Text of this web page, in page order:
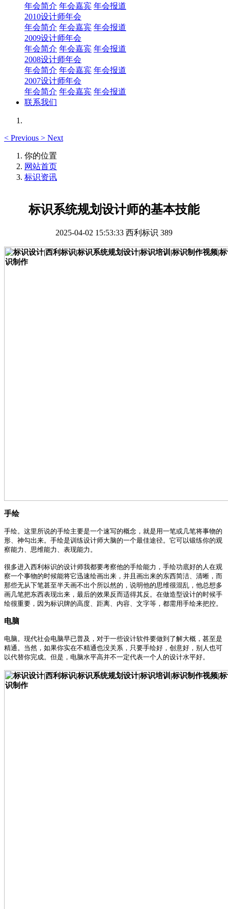
年会简介 年会嘉宾 年会报道
2010设计师年会
年会简介 年会嘉宾 年会报道
2009设计师年会
年会简介 年会嘉宾 年会报道
2008设计师年会
年会简介 年会嘉宾 年会报道
2007设计师年会
年会简介 年会嘉宾 年会报道
联系我们
< Previous > Next
你的位置
网站首页
标识资讯
标识系统规划设计师的基本技能
2025-04-02 15:53:33 西利标识 389
手绘
手绘。这里所说的手绘主要是一个速写的概念，就是用一笔或几笔将事物的
形、神勾出来。手绘是训练设计师大脑的一个最佳途径。它可以锻练你的观
察能力、思维能力、表现能力。
很多进入西利标识的设计师我都要考察他的手绘能力，手绘功底好的人在观
察一个事物的时候能将它迅速绘画出来，并且画出来的东西简洁、清晰，而
那些无从下笔甚至半天画不出个所以然的，说明他的思维很混乱，他总想多
画几笔把东西表现出来，最后的效果反而适得其反。在做造型设计的时候手
绘很重要，因为标识牌的高度、距离、内容、文字等，都需用手绘来把控。
电脑
电脑。现代社会电脑早已普及，对于一些设计软件要做到了解大概，甚至是
精通。当然，如果你实在不精通也没关系，只要手绘好，创意好，别人也可
以代替你完成。但是，电脑水平高并不一定代表一个人的设计水平好。